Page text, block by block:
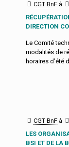
CGT BnF à
DIRECTION
Le Comité
modalités de
horaires d’été
CGT BnF à
LES
BSI ET DE LA